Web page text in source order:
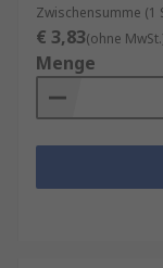
Zwischensumme (1
€ 3,83(ohne
Menge